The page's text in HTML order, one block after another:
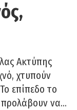
Ακτύπης
χτυπούν
επίπεδο το
προλάβουν να…